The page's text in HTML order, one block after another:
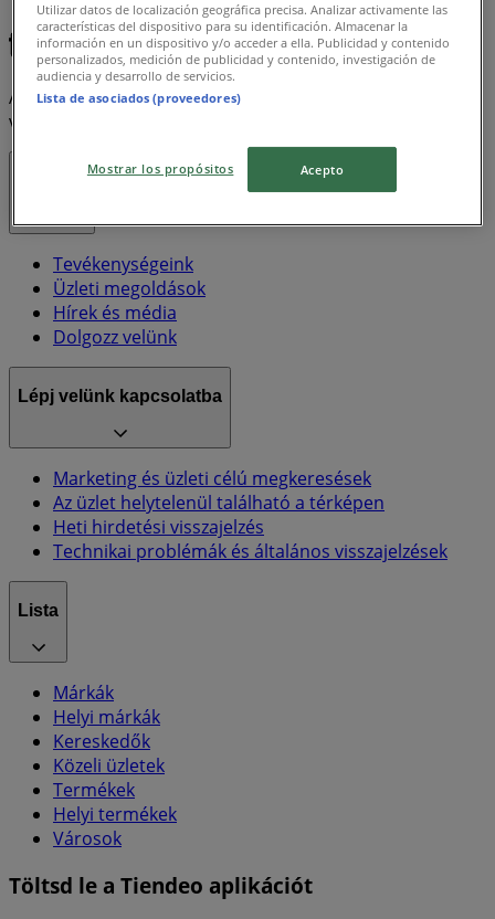
Xxl
Electrolux
A Tiendeo a Shopfully része - ez a technológiai vállalat
világszerte újragondolja a helyi vásárlást.
Tevékenységeink
Üzleti megoldások
Hírek és média
Dolgozz velünk
Lépj velünk kapcsolatba
Marketing és üzleti célú megkeresések
Az üzlet helytelenül található a térképen
Heti hirdetési visszajelzés
Technikai problémák és általános visszajelzések
Lista
Márkák
Helyi márkák
Kereskedők
Közeli üzletek
Termékek
Helyi termékek
Városok
Töltsd le a Tiendeo aplikációt
Utilizar datos de localización geográfica precisa. Analizar activamente las
características del dispositivo para su identificación. Almacenar la
información en un dispositivo y/o acceder a ella. Publicidad y contenido
personalizados, medición de publicidad y contenido, investigación de
audiencia y desarrollo de servicios.
Lista de asociados (proveedores)
Mostrar los propósitos Acepto